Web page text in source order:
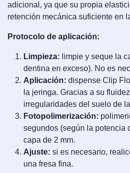
adicional, ya que su propia
retención mecánica suficiente en
Protocolo de aplicación:
Limpieza: limpie y seque la
dentina en exceso). No es
Aplicación: dispense Clip
la jeringa. Gracias a su
irregularidades del suelo de
Fotopolimerización:
segundos (según la potencia
capa de 2 mm.
Ajuste: si es necesario,
una fresa fina.